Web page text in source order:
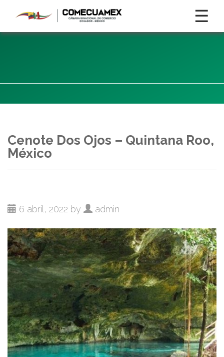
☰
Cenote Dos Ojos – Quintana Roo,
México
6 abril, 2022 by admin